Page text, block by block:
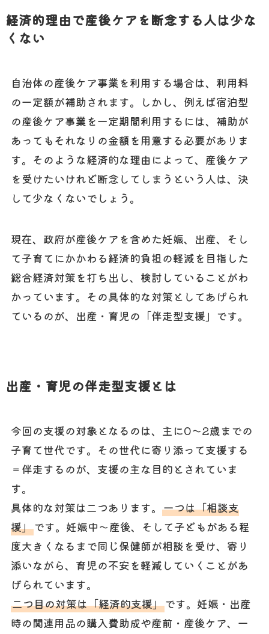
経済的理由で産後ケアを断念する人は少な
くない
自治体の産後ケア事業を利用する場合は、利用料
の一定額が補助されます。しかし、例えば宿泊型
の産後ケア事業を一定期間利用するには、補助が
あってもそれなりの金額を用意する必要がありま
す。そのような経済的な理由によって、産後ケア
を受けたいけれど断念してしまうという人は、決
して少なくないでしょう。
現在、政府が産後ケアを含めた妊娠、出産、そし
て子育てにかかわる経済的負担の軽減を目指した
総合経済対策を打ち出し、検討していることがわ
かっています。その具体的な対策としてあげられ
ているのが、出産・育児の「伴走型支援」です。
出産・育児の伴走型支援とは
今回の支援の対象となるのは、主に0～2歳までの
子育て世代です。その世代に寄り添って支援する
＝伴走するのが、支援の主な目的とされていま
す。
具体的な対策は二つあります。 一つは「相談支
援」です。妊娠中～産後、そして子どもがある程
度大きくなるまで同じ保健師が相談を受け、寄り
添いながら、育児の不安を軽減していくことがあ
げられています。
二つ目の対策は「経済的支援」です。妊娠・出産
時の関連用品の購入費助成や産前・産後ケア、一